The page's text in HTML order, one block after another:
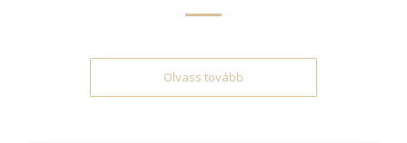
Olvass tovább